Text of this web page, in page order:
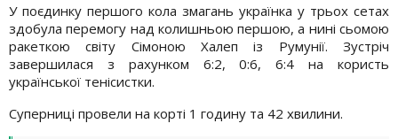
У поєдинку першого кола змагань українка у трьох сетах
здобула перемогу над колишньою першою, а нині сьомою
ракеткою світу Сімоною Халеп із Румунії. Зустріч
завершилася з рахунком 6:2, 0:6, 6:4 на користь
української тенісистки.
Суперниці провели на корті 1 годину та 42 хвилини.